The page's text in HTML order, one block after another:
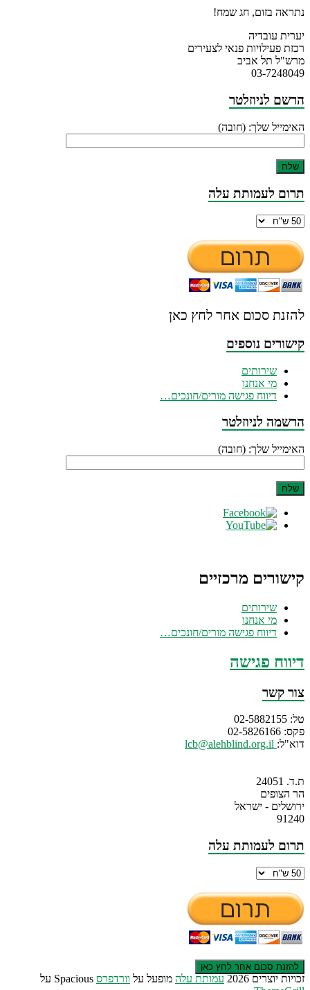
נתראה בזום, חג שמח!
יערית עובדיה
רכזת פעילויות פנאי לצעירים
מרש"ל תל אביב
03-7248049
הרשם לניוזלטר
האימייל שלך: (חובה)
תרום לעמותת עלה
להזנת סכום אחר לחץ כאן
קישורים נוספים
שירותים
מי אנחנו
דיווח פגישה מורים/חונכים…
הרשמה לניוזלטר
האימייל שלך: (חובה)
קישורים מרכזיים
שירותים
מי אנחנו
דיווח פגישה מורים/חונכים…
דיווח פגישה
צור קשר
טל: 02-5882155
פקס: 02-5826166
דוא"ל:
ת.ד. 24051
הר הצופים
ירושלים - ישראל
91240
תרום לעמותת עלה
זכויות יוצרים 2026 עמותת עלה מופעל על וורדפרס